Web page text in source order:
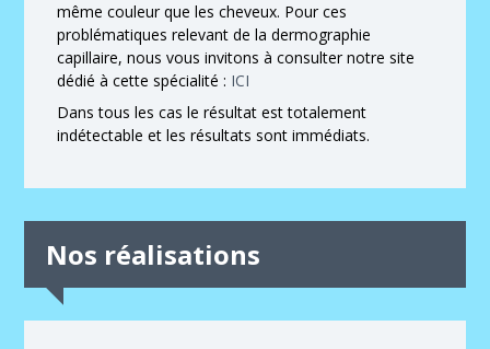
même couleur que les cheveux. Pour ces
problématiques relevant de la dermographie
capillaire, nous vous invitons à consulter notre site
dédié à cette spécialité : ICI
Dans tous les cas le résultat est totalement
indétectable et les résultats sont immédiats.
Nos réalisations